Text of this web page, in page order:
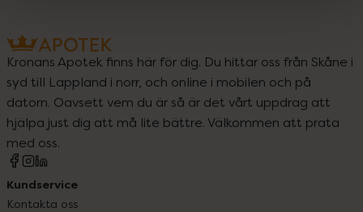
Kronans Apotek finns här för dig. Du hittar oss från Skåne i
syd till Lappland i norr, och online i mobilen och på
datorn. Oavsett vem du är så är det vårt uppdrag att
hjälpa just dig att må lite bättre. Välkommen att prata
med oss.
Kundservice
Kontakta oss